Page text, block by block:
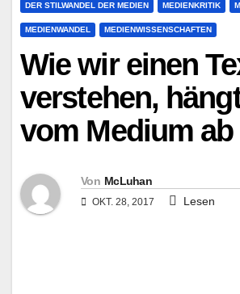
DER STILWANDEL DER MEDIEN MEDIENKRITIK
MEDIENWANDEL MEDIENWISSENSCHAFTEN
Wie wir einen
verstehen,
vom Medium ab
Von McLuhan
OKT. 28, 2017 Lesen